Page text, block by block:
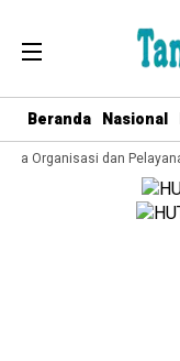
Beranda Nasional
Organisasi dan